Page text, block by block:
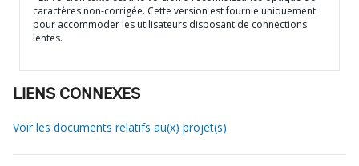
caractères non-corrigée. Cette version est fournie uniquement
pour accommoder les utilisateurs disposant de connections
lentes.
LIENS CONNEXES
Voir les documents relatifs au(x) projet(s)